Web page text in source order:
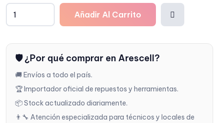
Añadir Al Carrito
lista
🛡️ ¿Por qué comprar en Arescell?
🚚 Envíos a todo el país.
🏆 Importador oficial de repuestos y herramientas.
📦 Stock actualizado diariamente.
👨‍🔧 Atención especializada para técnicos y locales de